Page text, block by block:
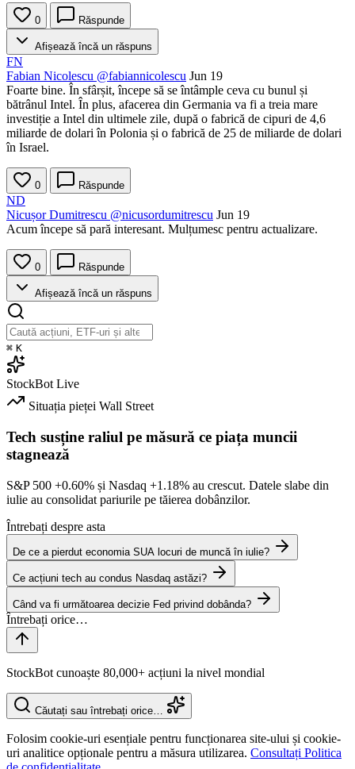
0 Răspunde
Afișează încă un răspuns
FN
Fabian Nicolescu @fabiannicolescu Jun 19
Foarte bine. În sfârșit, începe să se întâmple ceva cu bunul și
bătrânul Intel. În plus, afacerea din Germania va fi a treia mare
investiție a Intel din ultimele zile, după o fabrică de cipuri de 4,6
miliarde de dolari în Polonia și o fabrică de 25 de miliarde de dolari
în Israel.
0 Răspunde
ND
Nicușor Dumitrescu @nicusordumitrescu Jun 19
Acum începe să pară interesant. Mulțumesc pentru actualizare.
0 Răspunde
Afișează încă un răspuns
⌘ K
StockBot Live
Situația pieței Wall Street
Tech susține raliul pe măsură ce piața muncii
stagnează
S&P 500 +0.60% și Nasdaq +1.18% au crescut. Datele slabe din
iulie au consolidat pariurile pe tăierea dobânzilor.
Întrebați despre asta
De ce a pierdut economia SUA locuri de muncă în iulie?
Ce acțiuni tech au condus Nasdaq astăzi?
Când va fi următoarea decizie Fed privind dobânda?
StockBot cunoaște 80,000+ acțiuni la nivel mondial
Căutați sau întrebați orice…
Folosim cookie-uri esențiale pentru funcționarea site-ului și cookie-
uri analitice opționale pentru a măsura utilizarea. Consultați Politica